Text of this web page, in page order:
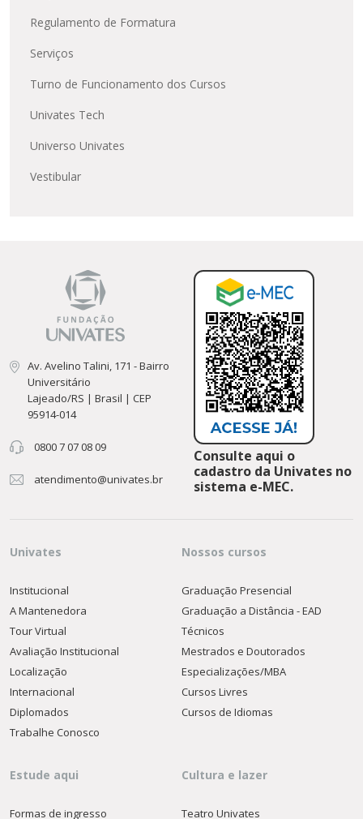
Regulamento de Formatura
Serviços
Turno de Funcionamento dos Cursos
Univates Tech
Universo Univates
Vestibular
Av. Avelino Talini, 171 - Bairro
Universitário
Lajeado/RS | Brasil | CEP
95914-014
0800 7 07 08 09
atendimento@univates.br
Consulte aqui o
cadastro da Univates no
sistema e-MEC.
Univates
Institucional
A Mantenedora
Tour Virtual
Avaliação Institucional
Localização
Internacional
Diplomados
Trabalhe Conosco
Nossos cursos
Graduação Presencial
Graduação a Distância - EAD
Técnicos
Mestrados e Doutorados
Especializações/MBA
Cursos Livres
Cursos de Idiomas
Estude aqui
Formas de ingresso
Cultura e lazer
Teatro Univates